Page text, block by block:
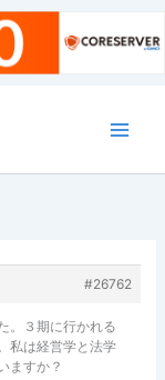
#26762
。３期に行かれる
私は経営学と法学
ますか？